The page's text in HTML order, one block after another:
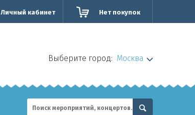
Личный кабинет Нет покупок
Выберите город: Москва